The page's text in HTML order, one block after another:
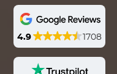
4.9 1708